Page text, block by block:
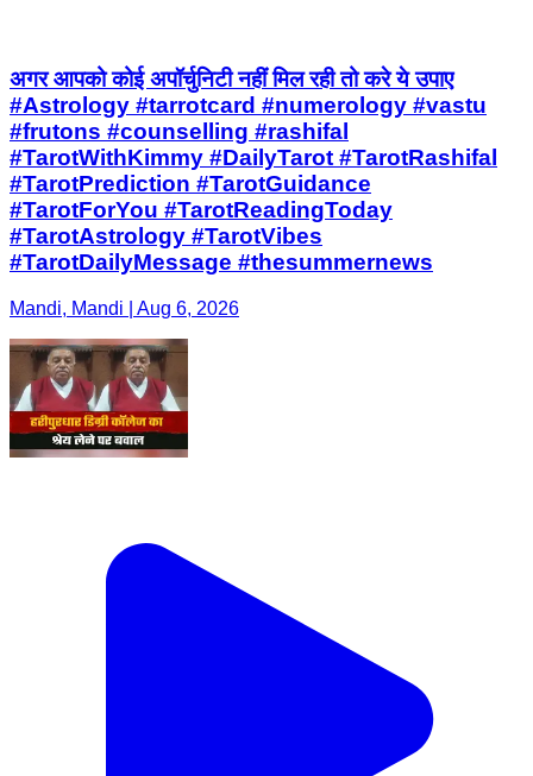
अगर आपको कोई अपॉर्चुनिटी नहीं मिल रही तो करे ये उपाए
#Astrology #tarrotcard #numerology #vastu
#frutons #counselling #rashifal
#TarotWithKimmy #DailyTarot #TarotRashifal
#TarotPrediction #TarotGuidance
#TarotForYou #TarotReadingToday
#TarotAstrology #TarotVibes
#TarotDailyMessage #thesummernews
Mandi, Mandi | Aug 6, 2026